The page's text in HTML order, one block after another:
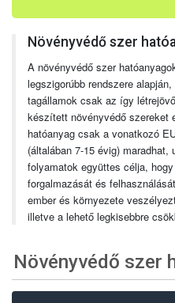
Növényvédő szer
A növényvédő szer
legszigorúbb rendszere
tagállamok csak az így
készített növényvédő szereket
hatóanyag csak a vonatkozó
(általában 7-15 évig)
folyamatok együttes célja,
forgalmazását és
ember és környezete
illetve a lehető legkisebbre
Növényvédő szer